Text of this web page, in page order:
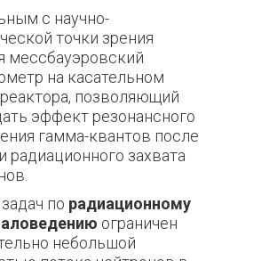
с научно-
точки зрения
мессбауэровский
на касательном
позволяющий
эффект резонансного
гамма-квантов после
радиационного захвата
по радиационному
ограничен
небольшой